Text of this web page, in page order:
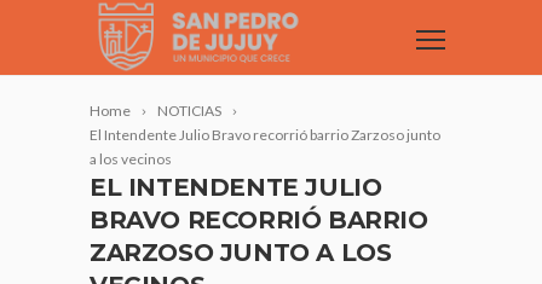
Home
NOTICIAS
El Intendente Julio Bravo recorrió barrio Zarzoso junto
a los vecinos
EL INTENDENTE JULIO
BRAVO RECORRIÓ BARRIO
ZARZOSO JUNTO A LOS